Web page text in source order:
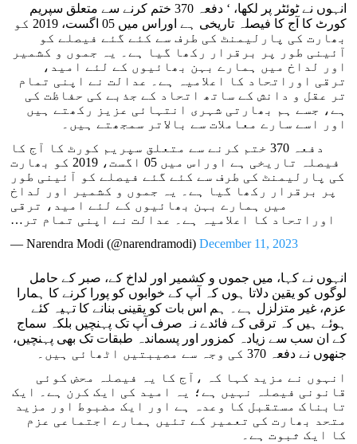
انہوں نے ٹوئٹر پر لکھا، ‘ دفعہ 370 ختم کرنے سے متعلق سپریم
کورٹ کا آج کا فیصلہ تاریخی ہے اوراس میں 05 اگست، 2019 کو
بھارت کی پارلیمنٹ کی طرف سے کئے گئے فیصلے کو
آئینی طور پر برقرار رکھا گیا ہے۔ یہ جموں و کشمیر
اور لداخ میں ہمارے بہن بھائیوں کے لئے امید،
ترقی اوراتحاد کا اعلامیہ ہے۔ عدالت نے اپنی تمام
تر عقل و دانش کے ساتھ اتحاد کے جذبے کی حفاظت کی
ہے، جسے ہم بھارتی شہری انتہائی عزیز رکھتے ہیں
اور اسے سارے معاملات سے بالاتر سمجھتے ہیں۔
دفعہ 370 ختم کرنے سے متعلق سپریم کورٹ کا آج کا
فیصلہ تاریخی ہے اوراس میں 05 اگست، 2019 کو بھارت
کی پارلیمنٹ کی طرف سے کئے گئے فیصلے کو آئینی طور
پر برقرار رکھا گیا ہے۔ یہ جموں و کشمیر اور لداخ
میں ہمارے بہن بھائیوں کے لئے امید، ترقی
اوراتحاد کا اعلامیہ ہے۔ عدالت نے اپنی تمام تر…
— Narendra Modi (@narendramodi)December 11, 2023
انہوں نے کہا، میں جموں و کشمیر اور لداخ کے، صبر کے حامل
لوگوں کو یقین دلاتا ہوں کہ آپ کے خوابوں کو پورا کرنے کا ہمارا
عزم، غیر متزلزل ہے۔ ہم اس بات کو یقینی بنانے کا تہیہ کئے
ہوئے ہیں کہ ترقی کے فائدے نہ صرف آپ تک پہنچیں بلکہ سماج
کے ان سب سے زیادہ کمزور اور پسماندہ طبقات تک بھی پہنچیں،
جنھوں نے دفعہ 370 کی وجہ سے مصیبتیں اٹھائی ہیں۔
انہوں نے مزید کہا کہ ،آج کا یہ فیصلہ محض کوئی
قانونی فیصلہ نہیں ہے؛ یہ امید کی ایک کرن ہے۔ ایک
تابناک مستقبل کا وعدہ ہے اور ایک مضبوط اور مزید
متحد بھارت کی تعمیر کے تئیں ہمارے اجتماعی عزم
کا ایک ثبوت ہے۔